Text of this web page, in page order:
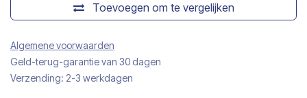
Toevoegen om te vergelijken
Algemene voorwaarden
Geld-terug-garantie van 30 dagen
Verzending: 2-3 werkdagen